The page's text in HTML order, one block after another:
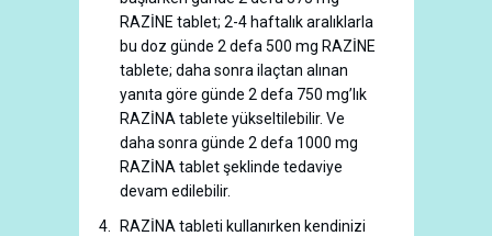
RAZİNE tablet; 2-4 haftalık aralıklarla
bu doz günde 2 defa 500 mg RAZİNE
tablete; daha sonra ilaçtan alınan
yanıta göre günde 2 defa 750 mg’lık
RAZİNA tablete yükseltilebilir. Ve
daha sonra günde 2 defa 1000 mg
RAZİNA tablet şeklinde tedaviye
devam edilebilir.
RAZİNA tableti kullanırken kendinizi